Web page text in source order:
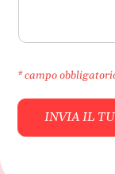
* campo